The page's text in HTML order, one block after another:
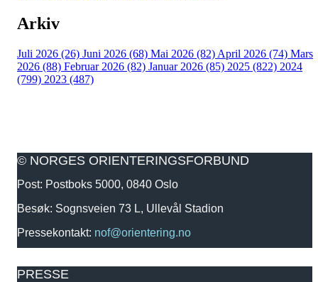
Arkiv
Juli 2026 (26) Juni 2026 (68) Mai 2026 (82) April 2026 (74) Mars
2026 (88) Februar 2026 (82) Januar 2026 (85) 2025 (822) 2024
(799) 2023 (487)
© NORGES ORIENTERINGSFORBUND
Post: Postboks 5000, 0840 Oslo
Besøk: Sognsveien 73 L, Ullevål Stadion
Pressekontakt: nof@orientering.no
PRESSE